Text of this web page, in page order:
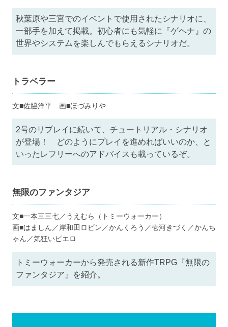
秋葉原や三宮でのイベントで使用されたシナリオに、
一部手を加えて掲載。初心者にも気軽に『ゲヘナ』の
世界やシステムを楽しんでもらえるシナリオだ。
トラベラー
文■佐脇洋平 画■ほづみりや
2号のリプレイに続いて、チュートリアル・シナリオ
が登場！ どのようにプレイを進めればいいのか、と
いったレフリーへのアドバイスも載っているぞ。
無限のファンタジア
文■一本三三七／うえむら（トミーウォーカー）
画■はましん／岸和田ロビン／かんくろう／壱河きづく／かんち
ゃん／気狂いピエロ
トミーウォーカーから発売される新作TRPG『無限の
ファンタジア』を紹介。